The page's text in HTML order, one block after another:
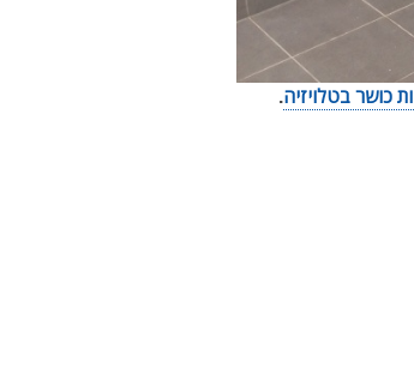
כושר בטלויזיה.